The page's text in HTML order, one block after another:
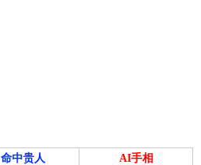
命中贵人
AI手相